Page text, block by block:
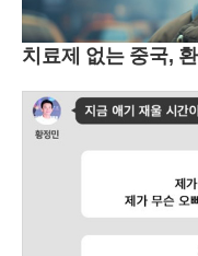
치료제 없는 중국,